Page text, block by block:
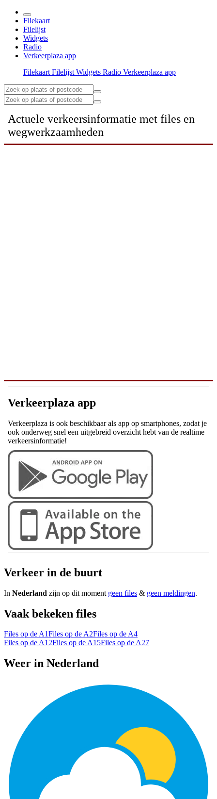
Filekaart
Filelijst
Widgets
Radio
Verkeerplaza app
Filekaart Filelijst Widgets Radio Verkeerplaza app
Actuele verkeersinformatie met files en
wegwerkzaamheden
Verkeerplaza app
Verkeerplaza is ook beschikbaar als app op smartphones, zodat je
ook onderweg snel een uitgebreid overzicht hebt van de realtime
verkeersinformatie!
Verkeer in de buurt
In Nederland zijn op dit moment geen files & geen meldingen.
Vaak bekeken files
Files op de A1Files op de A2Files op de A4
Files op de A12Files op de A15Files op de A27
Weer in Nederland